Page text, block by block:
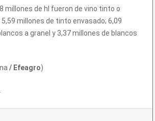
millones de hl fueron de vino tinto o
millones de tinto envasado; 6,09
a granel y 3,37 millones de blancos
/ Efeagro)